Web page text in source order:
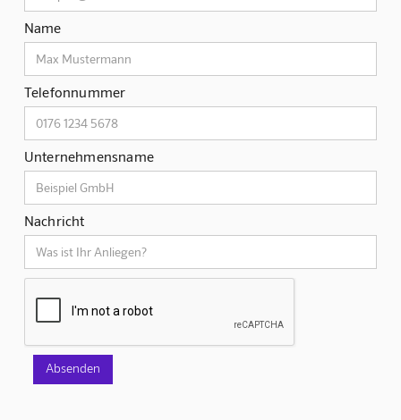
Name
Telefonnummer
Unternehmensname
Nachricht